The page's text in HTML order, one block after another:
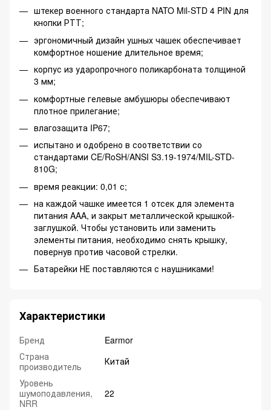
штекер военного стандарта NATO Mil-STD 4 PIN для
кнопки РТТ;
эргономичный дизайн ушных чашек обеспечивает
комфортное ношение длительное время;
корпус из ударопрочного поликарбоната толщиной
3 мм;
комфортные гелевые амбушюры обеспечивают
плотное прилегание;
влагозащита IP67;
испытано и одобрено в соответствии со
стандартами CE/RoSH/ANSI S3.19-1974/MIL-STD-
810G;
время реакции: 0,01 с;
на каждой чашке имеется 1 отсек для элемента
питания AAA, и закрыт металлической крышкой-
заглушкой. Чтобы установить или заменить
элементы питания, необходимо снять крышку,
повернув против часовой стрелки.
Батарейки НЕ поставляются с наушниками!
Характеристики
Бренд
Earmor
Страна
производитель
Китай
Уровень
шумоподавления,
NRR
22